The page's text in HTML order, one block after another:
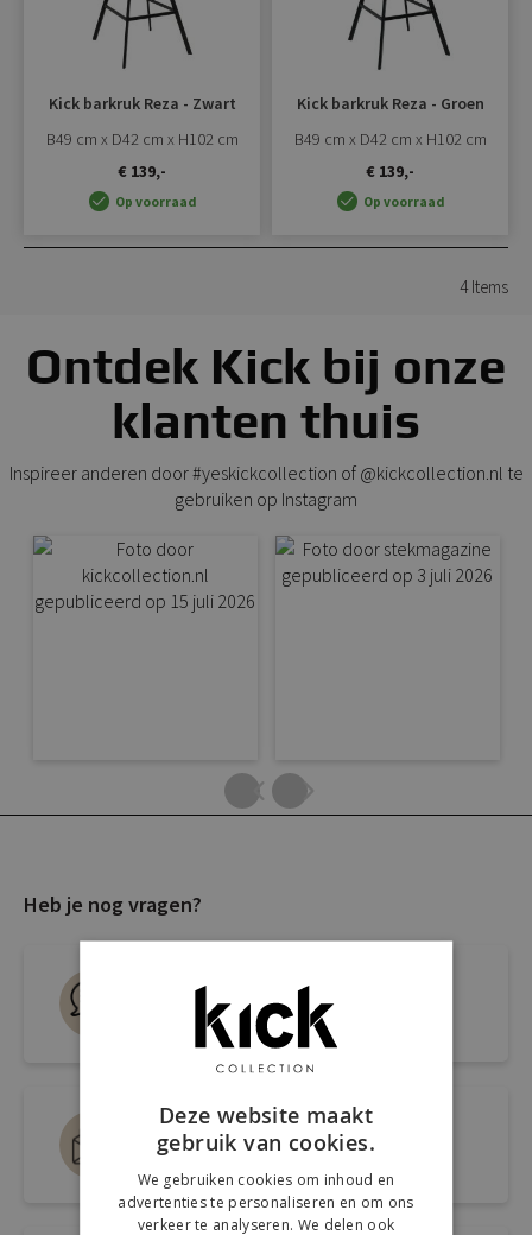
Kick barkruk Reza - Zwart
B49 cm x D42 cm x H102 cm
€ 139,-
Op voorraad
Kick barkruk Reza - Groen
B49 cm x D42 cm x H102 cm
€ 139,-
Op voorraad
4Items
Ontdek Kick bij onze
klanten thuis
Inspireer anderen door #yeskickcollection of @kickcollection.nl te
gebruiken op Instagram
Heb je nog vragen?
Live chat
Snel antwoord op je vraag
Mail ons via
info@kickcollection.nl
Deze website maakt
gebruik van cookies.
We gebruiken cookies om inhoud en
advertenties te personaliseren en om ons
verkeer te analyseren. We delen ook